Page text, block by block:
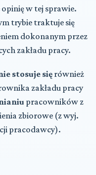
w tej sprawie.
trybie traktuje się
dokonanym przez
zakładu pracy.
stosuje się również
zakładu pracy
pracowników z
zbiorowe (z wyj.
pracodawcy).